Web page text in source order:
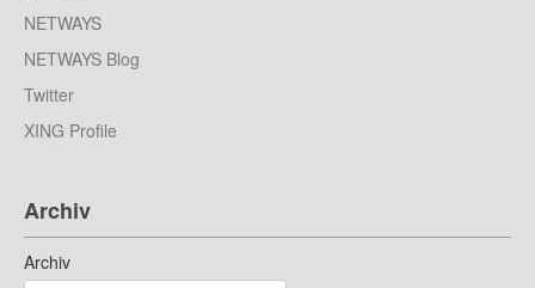
NETWAYS
NETWAYS Blog
Twitter
XING Profile
Archiv
Archiv